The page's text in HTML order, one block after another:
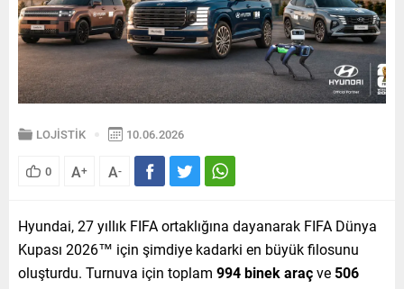
LOJİSTİK 10.06.2026
0 A+ A-
Hyundai, 27 yıllık FIFA ortaklığına dayanarak FIFA Dünya
Kupası 2026™ için şimdiye kadarki en büyük filosunu
oluşturdu. Turnuva için toplam 994 binek araçve 506